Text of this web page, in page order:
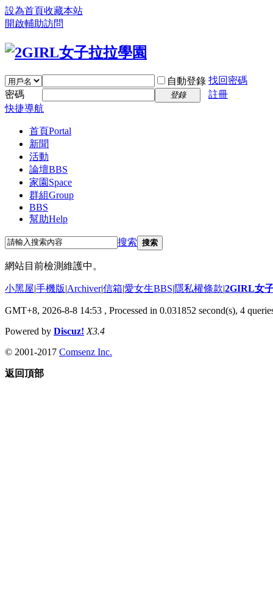
設為首頁收藏本站
開啟輔助訪問
自動登錄 找回密碼
密碼
登錄
註冊
快捷導航
首頁Portal
新聞
活動
論壇BBS
家園 Space
群組Group
BBS
幫助Help
搜索 搜索
網站目前檢測維護中。
小黑屋|手機版|Archiver|信箱|愛女生BBS|隱私權條款|2GIRL女
GMT+8, 2026-8-8 14:53 , Processed in 0.031852 second(s), 4
Powered by Discuz! X3.4
© 2001-2017 Comsenz Inc.
返回頂部